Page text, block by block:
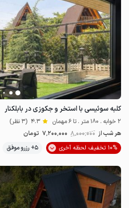
کلبه سوئیسی با استخر و جکوزی در بابلکنار
2 خوابه . 180 متر . تا 6 مهمان 4.3 (3 نظر)
هر شب از 8٬000٬000 7٬200٬000 تومان
10% تخفیف لحظه آخری
5+ رزرو موفق